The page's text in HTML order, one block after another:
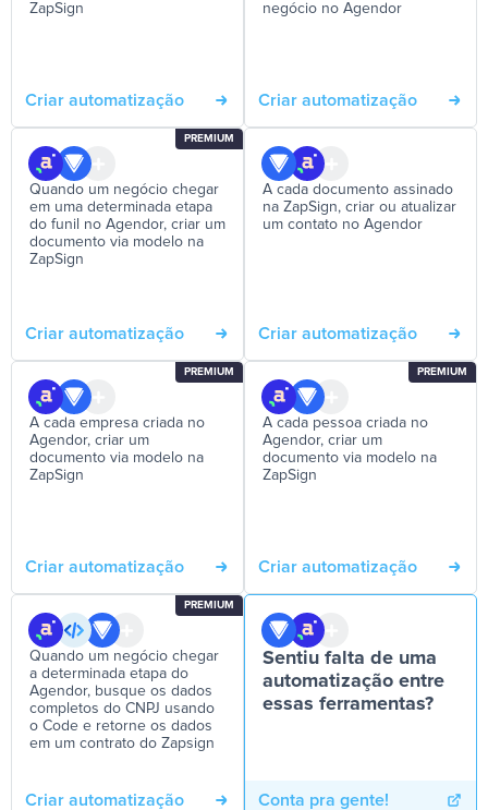
ZapSign
Criar automatização
negócio no Agendor
Criar automatização
PREMIUM
Quando um negócio chegar
em uma determinada etapa
do funil no Agendor, criar um
documento via modelo na
ZapSign
Criar automatização
A cada documento assinado
na ZapSign, criar ou atualizar
um contato no Agendor
Criar automatização
PREMIUM
A cada empresa criada no
Agendor, criar um
documento via modelo na
ZapSign
Criar automatização
PREMIUM
A cada pessoa criada no
Agendor, criar um
documento via modelo na
ZapSign
Criar automatização
PREMIUM
Quando um negócio chegar
a determinada etapa do
Agendor, busque os dados
completos do CNPJ usando
o Code e retorne os dados
em um contrato do Zapsign
Criar automatização
Sentiu falta de uma
automatização entre
essas ferramentas?
Conta pra gente!